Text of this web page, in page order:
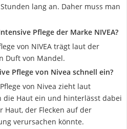
lang an. Daher muss man
Pflege der Marke NIVEA?
von NIVEA trägt laut der
Duft von Mandel.
Pflege von Nivea schnell ein?
von Nivea zieht laut
die Haut ein und hinterlässt dabei
Haut, der Flecken auf der
verursachen könnte.